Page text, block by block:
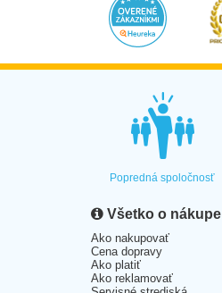
Popredná spoločnosť
Všetko o nákupe
Ako nakupovať
Cena dopravy
Ako platiť
Ako reklamovať